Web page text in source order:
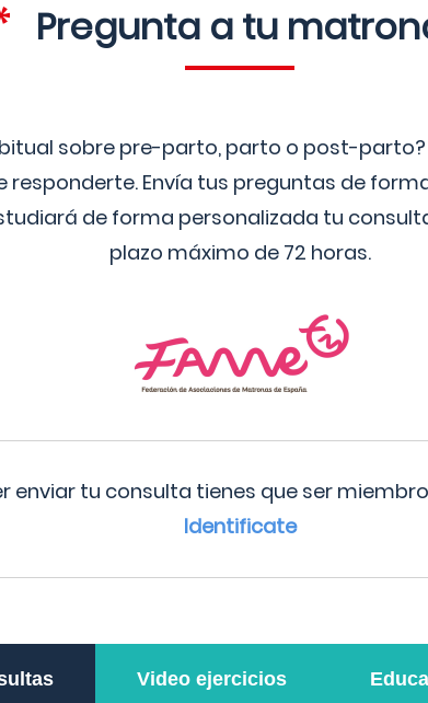
Pregunta a tu
sobre pre-parto, parto o post-
responderte. Envía tus preguntas de
de forma personalizada tu
plazo máximo de 72 horas.
enviar tu consulta tienes que ser miembro
Identificate
Video ejercicios